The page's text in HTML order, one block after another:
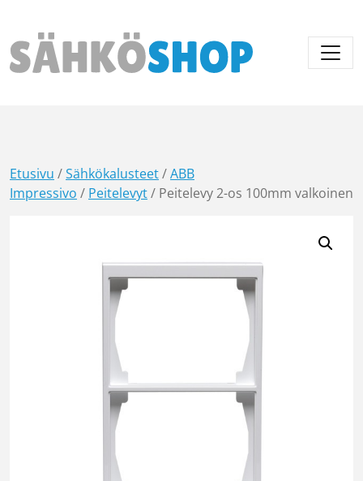
Päävalikko
Etusivu /Sähkökalusteet/ABB
Impressivo / Peitelevyt/ Peitelevy 2-os 100mm valkoinen